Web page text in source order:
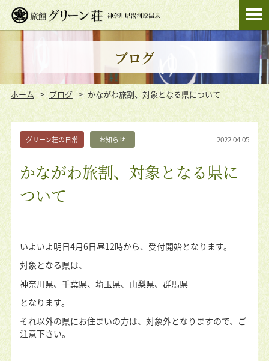
ブログ
ホーム ブログ かながわ旅割、対象となる県について
グリーン荘の日常 お知らせ 2022.04.05
かながわ旅割、対象となる県に
ついて
いよいよ明日4月6日昼12時から、受付開始となります。
対象となる県は、
神奈川県、千葉県、埼玉県、山梨県、群馬県
となります。
それ以外の県にお住まいの方は、対象外となりますので、ご
注意下さい。